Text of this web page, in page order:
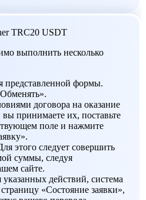
TRC20 USDT
выполнить несколько
представленной формы.
договора на оказание
вы принимаете их, поставьте
поле и нажмите
этого следует совершить
суммы, следуя
сайте.
действий, система
«Состояние заявки»,